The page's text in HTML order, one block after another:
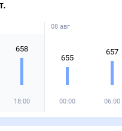
658
18:00
08 авг
655
00:00
657
06:00